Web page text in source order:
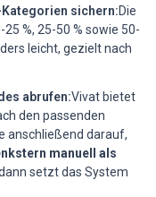
sichern:Die
%, 25-50 % sowie 50-
leicht, gezielt nach
abrufen:Vivat bietet
den passenden
anschließend darauf,
manuell als
setzt das System